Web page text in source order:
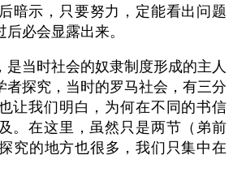
暗示，只要努力，定能看出问题
必会显露出来。
是当时社会的奴隶制度形成的主人
者探究，当时的罗马社会，有三分
让我们明白，为何在不同的书信
。在这里，虽然只是两节（弟前
究的地方也很多，我们只集中在